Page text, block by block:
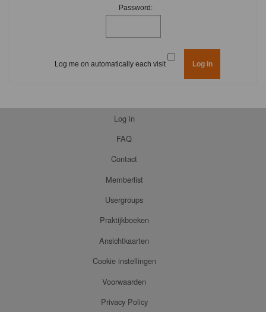
Password:
Log me on automatically each visit
Log in
FAQ
Contact
Memberlist
Usergroups
Praktijkboeken
Ansichtkaarten
Cookie instellingen
Voorwaarden
Privacy Policy